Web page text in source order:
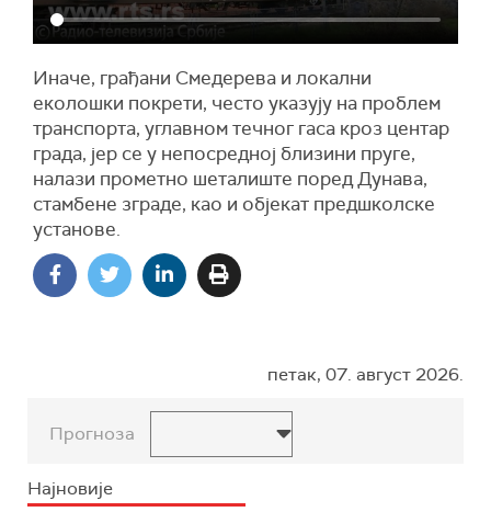
Иначе, грађани Смедерева и локални
еколошки покрети, често указују на проблем
транспорта, углавном течног гаса кроз центар
града, јер се у непосредној близини пруге,
налази прометно шеталиште поред Дунава,
стамбене зграде, као и објекат предшколске
установе.
петак, 07. август 2026.
Прогноза
Најновије